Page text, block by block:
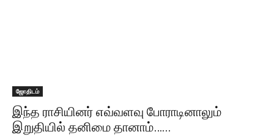
ஜோதிடம்
இந்த ராசியினர் எவ்வளவு போராடினாலும்
இறுதியில் தனிமை தானாம்…...